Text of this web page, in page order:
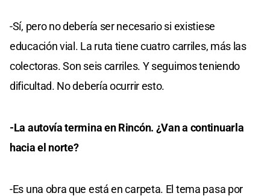
-Sí, pero no debería ser necesario si existiese
educación vial. La ruta tiene cuatro carriles, más las
colectoras. Son seis carriles. Y seguimos teniendo
dificultad. No debería ocurrir esto.
-La autovía termina en Rincón. ¿Van a continuarla
hacia el norte?
-Es una obra que está en carpeta. El tema pasa por